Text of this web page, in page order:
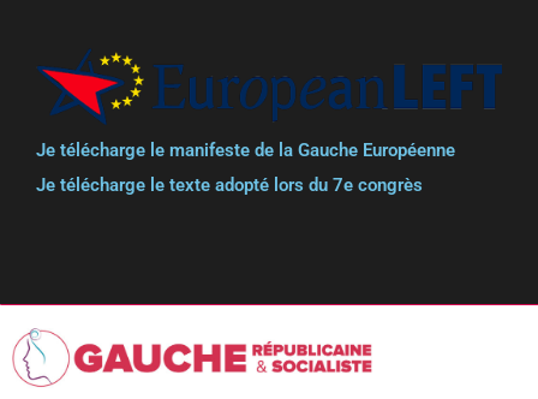
Je télécharge le manifeste de la Gauche Européenne
Je télécharge le texte adopté lors du 7e congrès